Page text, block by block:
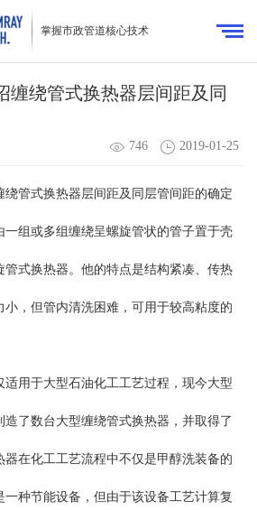
掌握市政管道核心技术
缠绕管式换热器层间距及同
746 2019-01-25
绕管式换热器层间距及同层管间距的确定
一组或多组缠绕呈螺旋管状的管子置于壳
管式换热器。他的特点是结构紧凑、传热
小，但管内清洗困难，可用于较高粘度的
适用于大型石油化工工艺过程，现今大型
了数台大型缠绕管式换热器，并取得了
在化工工艺流程中不仅是甲醇洗装备的
一种节能设备，但由于该设备工艺计算复